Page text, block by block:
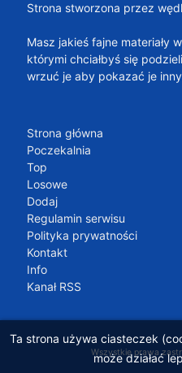
Strona stworzona przez
Masz jakieś fajne materiały
którymi chciałbyś się
wrzuć je aby pokazać je
Strona główna
Poczekalnia
Top
Losowe
Dodaj
Regulamin serwisu
Polityka prywatności
Kontakt
Info
Kanał RSS
Wszystkie prawa
Ta strona używa ciasteczek
może działać